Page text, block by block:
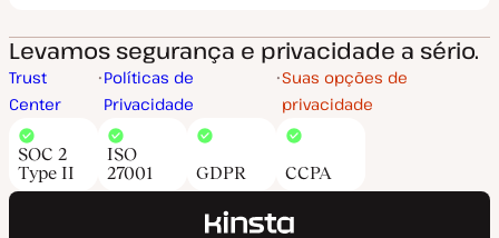
Levamos segurança e privacidade a sério.
Trust
Center
Políticas de
Privacidade
Suas opções de
privacidade
SOC 2
Type II
ISO
27001
GDPR CCPA